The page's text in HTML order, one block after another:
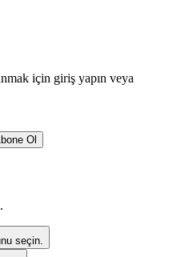
için giriş yapın veya
Ol
seçin.